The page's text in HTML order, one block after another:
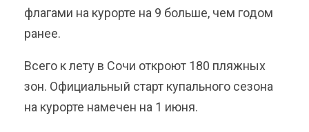
флагами на курорте на 9 больше, чем годом
ранее.
Всего к лету в Сочи откроют 180 пляжных
зон. Официальный старт купального сезона
на курорте намечен на 1 июня.